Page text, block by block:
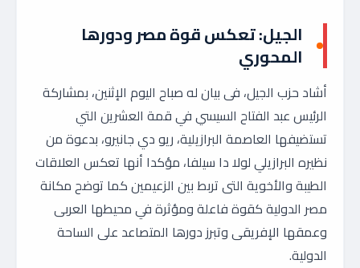
الجيل: تعكس قوة مصر ودورها
المحوري
أشاد حزب الجيل، فى بيان له صباح اليوم الإثنين، بمشاركة
الرئيس عبد الفتاح السيسي في قمة العشرين التي
تستضيفها العاصمة البرازيلية، ريو دي جانيرو، بدعوة من
نظيره البرازيلي لولا دا سيلفا، مؤكدا أنها تعكس العلاقات
الطيبة والأخوية التى تربط بين الزعيمين كما توضح مكانة
مصر الدولية كقوة فاعلة ومؤثرة في محيطها العربى
وعمقها الإفريقى وتبرز دورها المتصاعد على الساحة
الدولية.